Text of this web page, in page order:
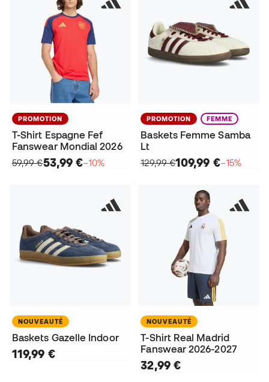
PROMOTION
T-Shirt Espagne Fef
Fanswear Mondial 2026
59,99 €53,99 €−10%
PROMOTION FEMME
Baskets Femme Samba
Lt
129,99 €109,99 €−15%
NOUVEAUTÉ
Baskets Gazelle Indoor
119,99 €
NOUVEAUTÉ
T-Shirt Real Madrid
Fanswear 2026-2027
32,99 €